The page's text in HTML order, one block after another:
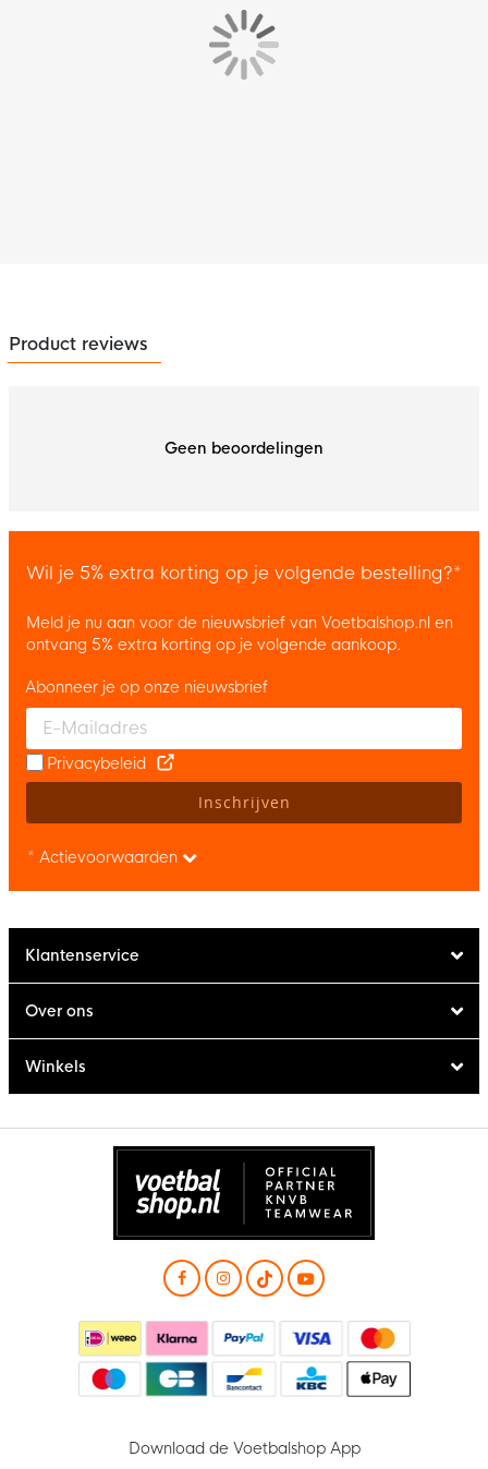
Product reviews
Geen beoordelingen
Wil je 5% extra korting op je volgende bestelling?*
Meld je nu aan voor de nieuwsbrief van Voetbalshop.nl en
ontvang 5% extra korting op je volgende aankoop.
Enter your email and accept the privacy policy to subscribe to
Abonneer je op onze nieuwsbrief
Privacybeleid
Inschrijven
* Actievoorwaarden
Klantenservice
Over ons
Winkels
Download de Voetbalshop App